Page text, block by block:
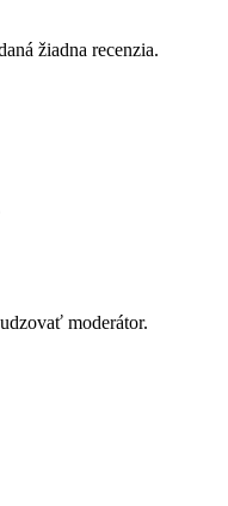
žiadna recenzia.
moderátor.